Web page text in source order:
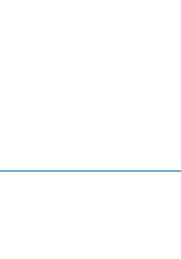
हस्तकला
राजदूतद्वारा